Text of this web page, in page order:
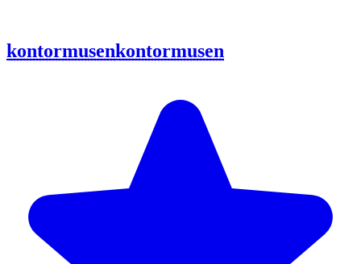
kontormusenkontormusen